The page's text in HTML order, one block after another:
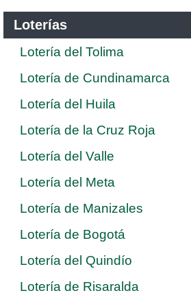
Loterías
Lotería del Tolima
Lotería de Cundinamarca
Lotería del Huila
Lotería de la Cruz Roja
Lotería del Valle
Lotería del Meta
Lotería de Manizales
Lotería de Bogotá
Lotería del Quindío
Lotería de Risaralda